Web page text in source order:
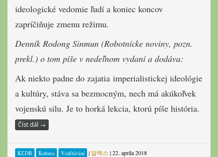
ideologické vedomie ľudí a koniec koncov
zapríčiňuje zmenu režimu.
Denník Rodong Sinmun (Robotnícke noviny, pozn.
prekl.) o tom píše v nedeľnom vydaní a dodáva:
Ak niekto padne do zajatia imperialistickej ideológie
a kultúry, stáva sa bezmocným, nech má akúkoľvek
vojenskú silu. Je to horká lekcia, ktorú píše história.
Číst dál →
KĽDR Kultura Vzdělávání | 알렉스 |22. apríla 2018